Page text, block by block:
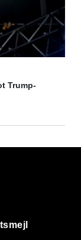
Trump-